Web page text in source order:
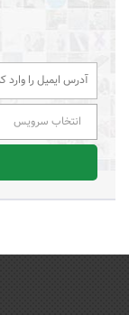
انتخاب سرویس